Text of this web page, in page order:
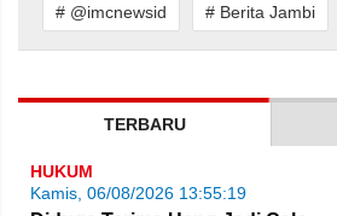
# @imcnewsid
# Berita Jambi
TERBARU
HUKUM
Kamis, 06/08/2026 13:55:19